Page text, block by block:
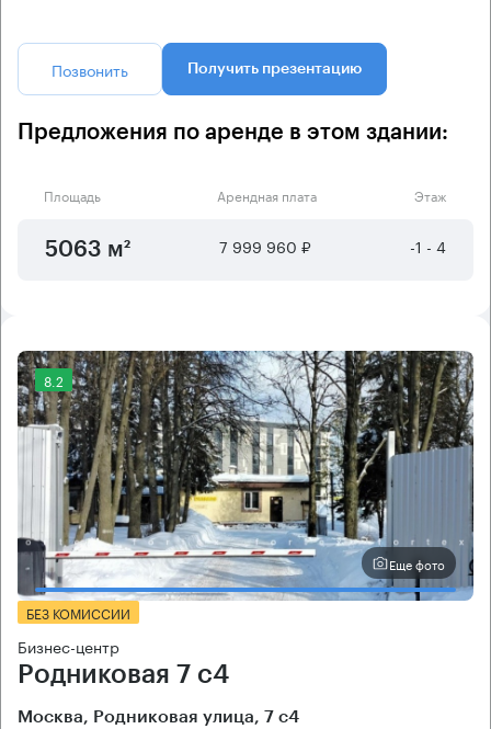
Позвонить Получить презентацию
Предложения по аренде в этом здании:
Площадь Арендная плата Этаж
5063 м² 7 999 960 ₽ -1 - 4
8.2
Еще фото
БЕЗ КОМИССИИ
Бизнес-центр
Родниковая 7 с4
Москва, Родниковая улица, 7 с4